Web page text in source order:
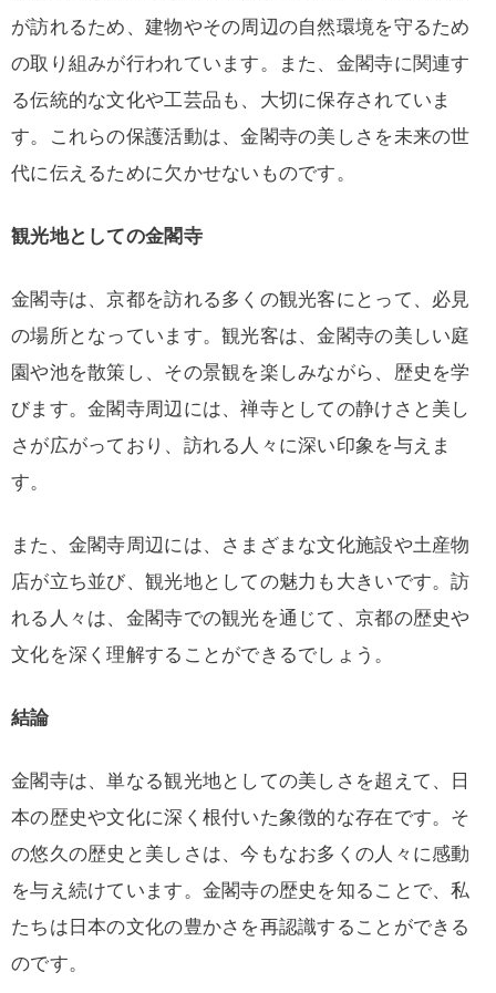
が訪れるため、建物やその周辺の自然環境を守るため
の取り組みが行われています。また、金閣寺に関連す
る伝統的な文化や工芸品も、大切に保存されていま
す。これらの保護活動は、金閣寺の美しさを未来の世
代に伝えるために欠かせないものです。
観光地としての金閣寺
金閣寺は、京都を訪れる多くの観光客にとって、必見
の場所となっています。観光客は、金閣寺の美しい庭
園や池を散策し、その景観を楽しみながら、歴史を学
びます。金閣寺周辺には、禅寺としての静けさと美し
さが広がっており、訪れる人々に深い印象を与えま
す。
また、金閣寺周辺には、さまざまな文化施設や土産物
店が立ち並び、観光地としての魅力も大きいです。訪
れる人々は、金閣寺での観光を通じて、京都の歴史や
文化を深く理解することができるでしょう。
結論
金閣寺は、単なる観光地としての美しさを超えて、日
本の歴史や文化に深く根付いた象徴的な存在です。そ
の悠久の歴史と美しさは、今もなお多くの人々に感動
を与え続けています。金閣寺の歴史を知ることで、私
たちは日本の文化の豊かさを再認識することができる
のです。